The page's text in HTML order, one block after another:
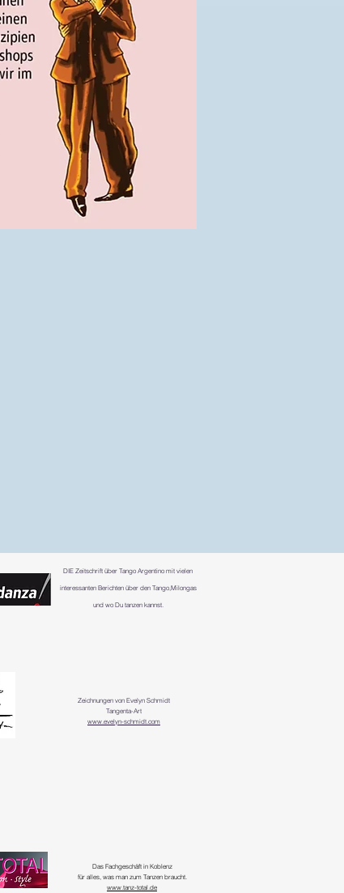
DIE Zeitschrift über Tango Argentino mit vielen
interessanten Berichten über den Tango,Milongas
und wo Du tanzen kannst.
Zeichnungen von Evelyn Schmidt
Tangenta-Art
www.evelyn-schmidt.com
Das Fachgeschäft in Koblenz
für alles, was man zum Tanzen braucht.
www.tanz-total.de